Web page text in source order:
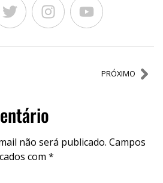
PRÓXIMO
não será publicado. Campos
com *